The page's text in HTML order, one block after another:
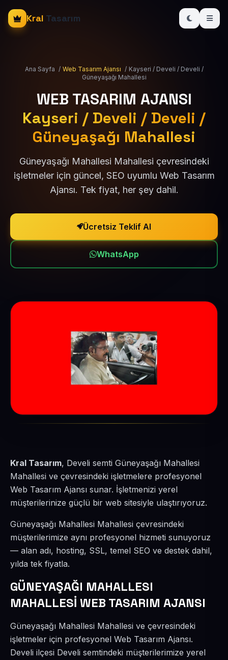
Kral Tasarım
Ana Sayfa / Web Tasarım Ajansı / Kayseri / Develi / Develi /
Güneyaşağı Mahallesi
WEB TASARIM AJANSI
Kayseri / Develi / Develi /
Güneyaşağı Mahallesi
Güneyaşağı Mahallesi Mahallesi çevresindeki
işletmeler için güncel, SEO uyumlu Web Tasarım
Ajansı. Tek fiyat, her şey dahil.
Ücretsiz Teklif Al
WhatsApp
Kral Tasarım, Develi semti Güneyaşağı Mahallesi
Mahallesi ve çevresindeki işletmelere profesyonel
Web Tasarım Ajansı sunar. İşletmenizi yerel
müşterilerinize güçlü bir web sitesiyle ulaştırıyoruz.
Güneyaşağı Mahallesi Mahallesi çevresindeki
müşterilerimize aynı profesyonel hizmeti sunuyoruz
— alan adı, hosting, SSL, temel SEO ve destek dahil,
yılda tek fiyatla.
GÜNEYAŞAĞI MAHALLESI
MAHALLESİ WEB TASARIM AJANSI
Güneyaşağı Mahallesi Mahallesi ve çevresindeki
işletmeler için profesyonel Web Tasarım Ajansı.
Develi ilçesi Develi semtindeki müşterilerimize yerel